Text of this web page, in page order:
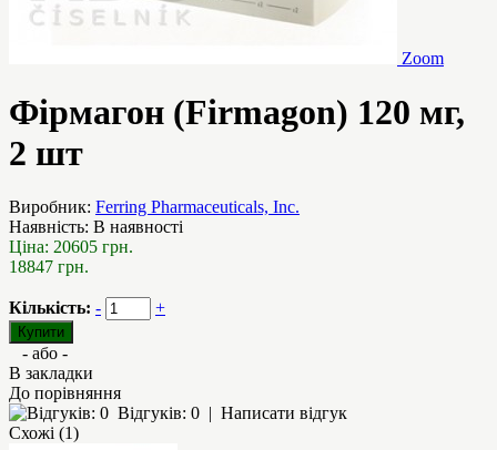
Zoom
Фірмагон (Firmagon) 120 мг,
2 шт
Виробник: Ferring Pharmaceuticals, Inc.
Наявність: В наявності
Ціна: 20605 грн.
18847 грн.
Кількість: - +
- або -
В закладки
До порівняння
Відгуків: 0 | Написати відгук
Схожі (1)